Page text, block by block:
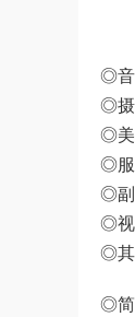
◎
◎
◎
◎
◎副
◎视
◎
◎